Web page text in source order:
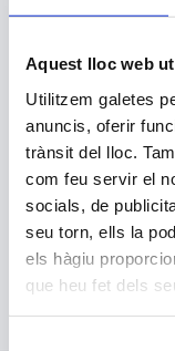
Aquest lloc web
Utilitzem galetes
anuncis, oferir
trànsit del lloc.
com feu servir el
socials, de
seu torn, ells la
els hàgiu
que heu fet dels
nostre
après
seus
Read